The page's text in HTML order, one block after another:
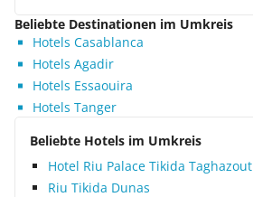
Beliebte Destinationen im Umkreis
Hotels Casablanca
Hotels Agadir
Hotels Essaouira
Hotels Tanger
Beliebte Hotels im Umkreis
Hotel Riu Palace Tikida Taghazout
Riu Tikida Dunas